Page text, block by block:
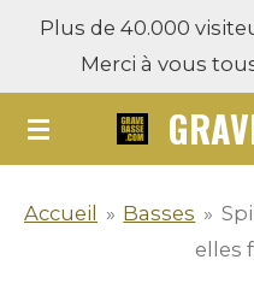
Passer
contenu
principal
Plus de 40.000
Merci à vous
Accueil » Basses »
elles